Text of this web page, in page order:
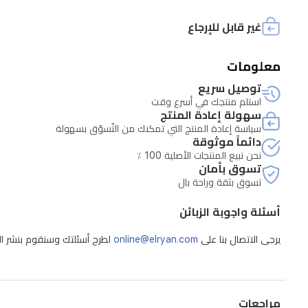
في
ويدعم
أنظمة
Windows
وMac
وLinux
بدون
الحاجة
لمصدر
خارجي.يعتبر
- يتحمل الزبون تكاليف الشحن للصيانة
غير قابل للإرجاع
معلومات
توصيل سريع
استلم منتجك في أسرع وقت
سهولة إعادة المنتج
سياسة إعادة المنتج التي تمكنك من التّسوّق بسهولة
دائماً موثوقة
نحن نبيع المنتجات الأصلية 100 ٪
تسوق بأمان
تسوق بثقة وراحة بال
أسئلة واجوبة الزبائن
يرجى الاتصال بنا على online@elryan.com لطرح أسئلتك وسنقوم بنشر
مراجعات